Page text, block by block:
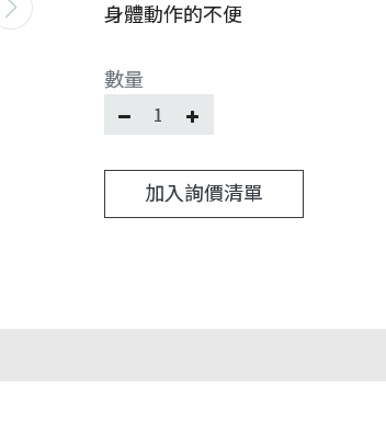
身體動作的不便
數量
加入詢價清單